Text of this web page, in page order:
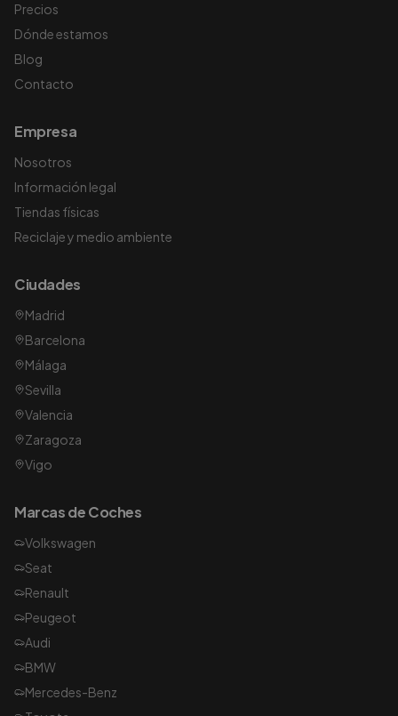
Precios
Dónde estamos
Blog
Contacto
Empresa
Nosotros
Información legal
Tiendas físicas
Reciclaje y medio ambiente
Ciudades
Madrid
Barcelona
Málaga
Sevilla
Valencia
Zaragoza
Vigo
Marcas de Coches
Volkswagen
Seat
Renault
Peugeot
Audi
BMW
Mercedes-Benz